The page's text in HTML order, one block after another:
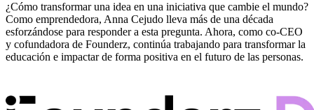
¿Cómo transformar una idea en una iniciativa que cambie el mundo?
Como emprendedora, Anna Cejudo lleva más de una década
esforzándose para responder a esta pregunta. Ahora, como co-CEO
y cofundadora de Founderz, continúa trabajando para transformar la
educación e impactar de forma positiva en el futuro de las personas.